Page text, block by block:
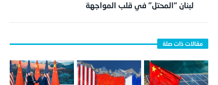
لبنان “المحتل” في قلب المواجهة